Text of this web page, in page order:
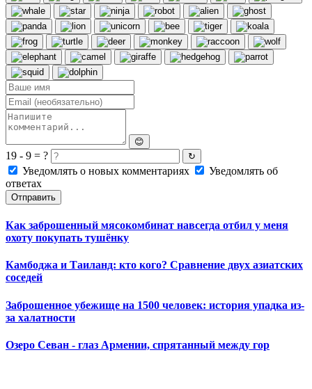
😊
19 - 9 = ? ↻
Уведомлять о новых комментариях
Уведомлять об
ответах
Отправить
Как заброшенный мясокомбинат навсегда отбил у меня
охоту покупать тушёнку
Камбоджа и Таиланд: кто кого? Сравнение двух азиатских
соседей
Заброшенное убежище на 1500 человек: история упадка из-
за халатности
Озеро Севан - глаз Армении, спрятанный между гор